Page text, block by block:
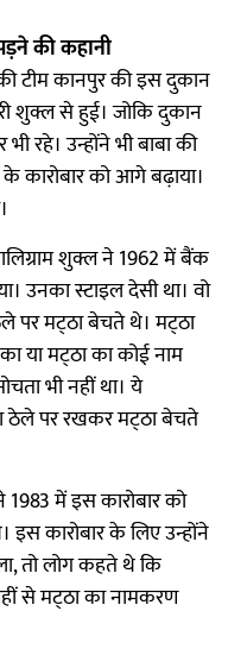
की कहानी
टीम कानपुर की इस दुकान
शुक्ल से हुई। जोकि दुकान
रहे। उन्होंने भी बाबा की
कारोबार को आगे बढ़ाया।
शुक्ल ने 1962 में बैंक
उनका स्टाइल देसी था। वो
पर मट्‌ठा बेचते थे। मट्‌ठा
या मट्‌ठा का कोई नाम
भी नहीं था। ये
ठेले पर रखकर मट्‌ठा बेचते
1983 में इस कारोबार को
इस कारोबार के लिए उन्होंने
तो लोग कहते थे कि
से मट्‌ठा का नामकरण